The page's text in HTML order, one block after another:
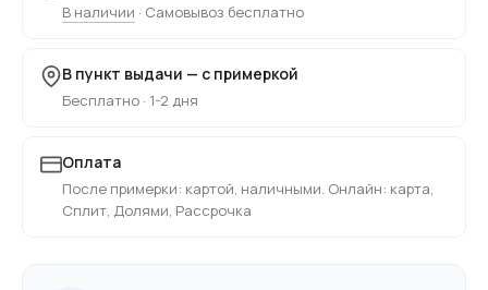
В наличии · Самовывоз бесплатно
В пункт выдачи — с примеркой
Бесплатно · 1-2 дня
Оплата
После примерки: картой, наличными. Онлайн: карта,
Сплит, Долями, Рассрочка